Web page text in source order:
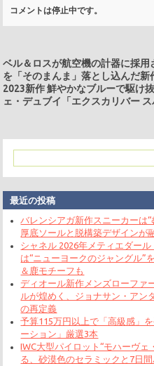
コメントは停止中です。
ベル＆ロスが航空機の計器に採
を「そのまんま」落とし込んだ
2023新作 鮮やかなブルーで駆け
ェ・デュブイ「エクスカリバー ス
最近の投稿
バレンシアガ新作スニーカーは
厚底ソールと脱構築デザインが
シャネル 2026年メティエダー
は“ニューヨークのジャングル”
＆鹿モチーフも
ディオール新作メンズローファ
ルが煌めく、ジョナサン・アン
の再定義
予算115万円以上で「高級感」
ーション」厳選3本
IWC大型パイロット“モハーヴ
る、砂漠色のセラミックと7日